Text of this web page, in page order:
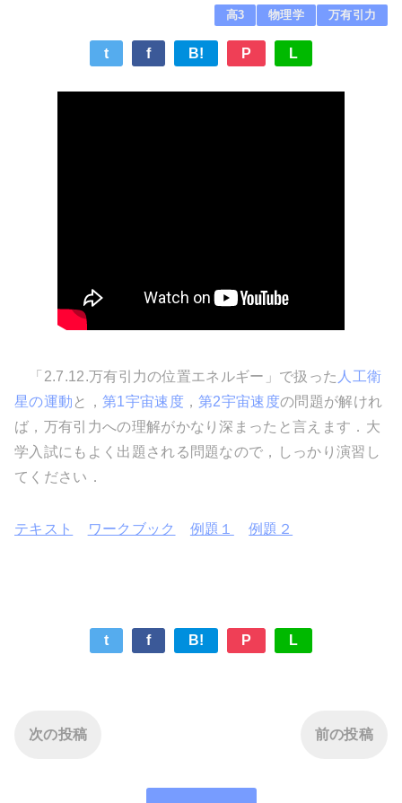
高3
物理学 万有引力
t f B! P L
「2.7.12.万有引力の位置エネルギー」で扱った 人工衛
星の運動 と， 第1宇宙速度，第2宇宙速度の問題が解けれ
ば，万有引力への理解がかなり深まったと言えます．大
学入試にもよく出題される問題なので，しっかり演習し
てください．
テキスト ワークブック 例題１ 例題２
t f B! P L
次の投稿 前の投稿